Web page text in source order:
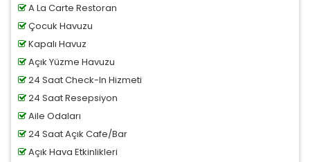
A La Carte Restoran
Çocuk Havuzu
Kapalı Havuz
Açık Yüzme Havuzu
24 Saat Check-In Hizmeti
24 Saat Resepsiyon
Aile Odaları
24 Saat Açık Cafe/Bar
Açık Hava Etkinlikleri